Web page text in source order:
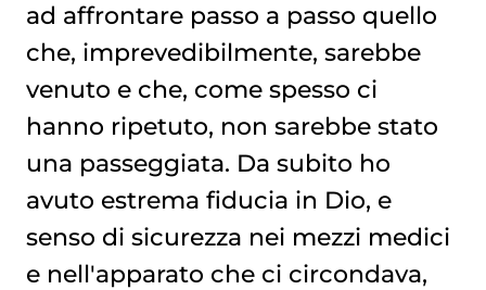
ad affrontare passo a passo quello
che, imprevedibilmente, sarebbe
venuto e che, come spesso ci
hanno ripetuto, non sarebbe stato
una passeggiata. Da subito ho
avuto estrema fiducia in Dio, e
senso di sicurezza nei mezzi medici
e nell'apparato che ci circondava,